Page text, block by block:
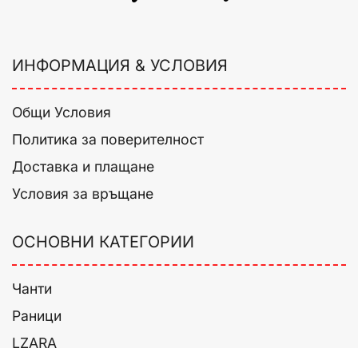
ИНФОРМАЦИЯ & УСЛОВИЯ
Общи Условия
Политика за поверителност
Доставка и плащане
Условия за връщане
ОСНОВНИ КАТЕГОРИИ
Чанти
Раници
LZARA